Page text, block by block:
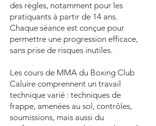
des règles, notamment pour les
pratiquants à partir de 14 ans.
Chaque séance est conçue pour
permettre une progression efficace,
sans prise de risques inutiles.
Les cours de MMA du Boxing Club
Caluire comprennent un travail
technique varié : techniques de
frappe, amenées au sol, contrôles,
soumissions, mais aussi du